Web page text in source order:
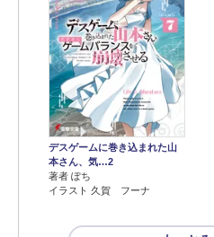
デスゲームに巻き込まれた山
本さん、気…2
著者 ぽち
イラスト 久賀 フーナ